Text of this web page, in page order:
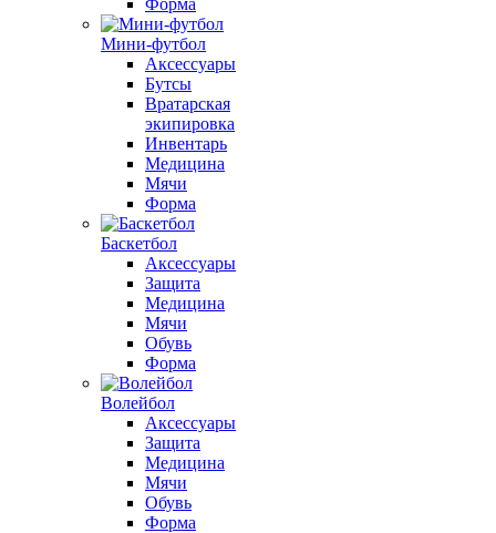
Форма
Мини-футбол
Аксессуары
Бутсы
Вратарская
экипировка
Инвентарь
Медицина
Мячи
Форма
Баскетбол
Аксессуары
Защита
Медицина
Мячи
Обувь
Форма
Волейбол
Аксессуары
Защита
Медицина
Мячи
Обувь
Форма